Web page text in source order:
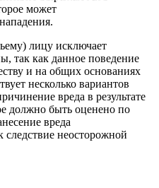
может
лицу исключает
так как данное поведение
и на общих основаниях
несколько вариантов
вреда в результате
должно быть оценено по
вреда
следствие неосторожной